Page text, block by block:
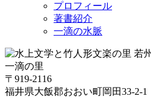
プロフィール
著書紹介
一滴の水脈
〒919-2116
福井県大飯郡おおい町岡田33-2-1